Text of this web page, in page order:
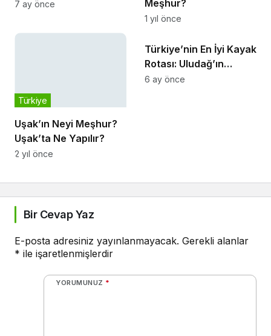
7 ay önce Meşhur?
1 yıl önce
Uşak’ın Neyi Meşhur?
Uşak’ta Ne Yapılır?
Türkiye
2 yıl önce
Türkiye’nin En İyi Kayak
Rotası: Uludağ’ın
Zirvesinden Efsane Bir
Türkiye
6 ay önce
Bir Cevap Yaz
E-posta adresiniz yayınlanmayacak. Gerekli alanlar
* ile işaretlenmişlerdir
YORUMUNUZ *